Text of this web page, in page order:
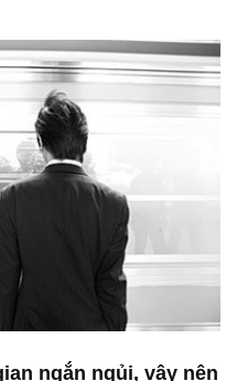
ngắn ngủi, vậy nên